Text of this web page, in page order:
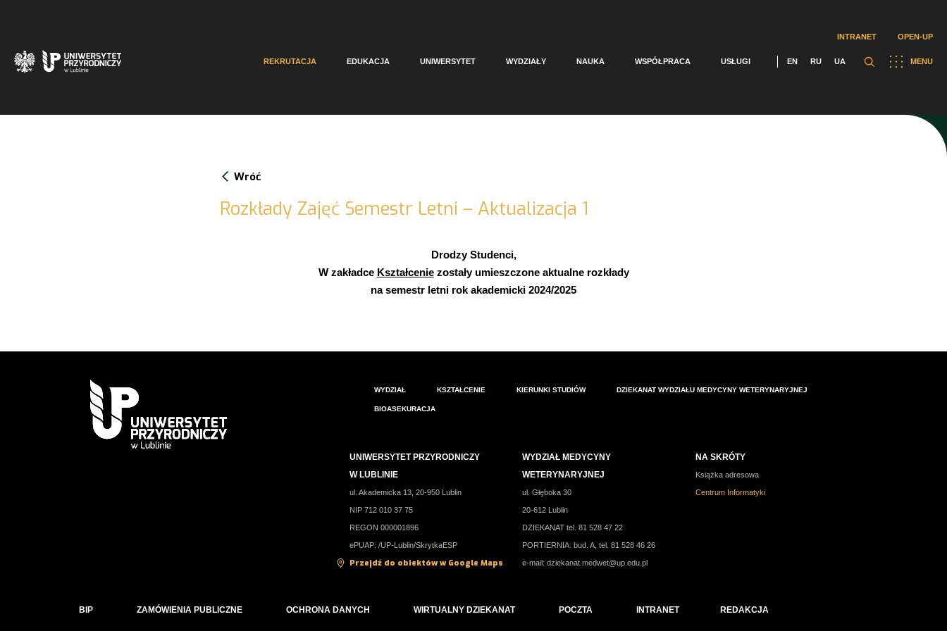
INTRANET OPEN-UP
MENU
REKRUTACJA EDUKACJA UNIWERSYTET WYDZIAŁY NAUKA WSPÓŁPRACA USŁUGI EN RU UA
Wróć
Rozkłady Zajęć Semestr Letni – Aktualizacja 1
Drodzy Studenci,
W zakładce Kształceniezostały umieszczone aktualne rozkłady
na semestr letni rok akademicki 2024/2025
WYDZIAŁ KSZTAŁCENIE KIERUNKI STUDIÓW DZIEKANAT WYDZIAŁU MEDYCYNY WETERYNARYJNEJ
BIOASEKURACJA
UNIWERSYTET PRZYRODNICZY
W LUBLINIE
ul. Akademicka 13, 20-950 Lublin
NIP 712 010 37 75
REGON 000001896
ePUAP: /UP-Lublin/SkrytkaESP
Przejdź do obiektów w Google Maps
WYDZIAŁ MEDYCYNY
WETERYNARYJNEJ
ul. Głęboka 30
20-612 Lublin
DZIEKANAT tel. 81 528 47 22
PORTIERNIA: bud. A, tel. 81 528 46 26
e-mail:dziekanat.medwet@up.edu.pl
NA SKRÓTY
Książka adresowa
Centrum Informatyki
BIP ZAMÓWIENIA PUBLICZNE OCHRONA DANYCH WIRTUALNY DZIEKANAT POCZTA INTRANET REDAKCJA